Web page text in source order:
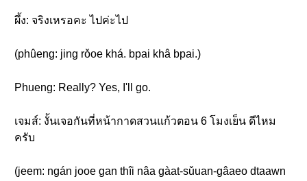
ผึ้ง: จริงเหรอคะ ไปค่ะไป
(phûeng: jing rǒoe khá. bpai khâ bpai.)
Phueng: Really? Yes, I'll go.
เจมส์: งั้นเจอกันที่หน้ากาดสวนแก้วตอน 6 โมงเย็น ดีไหม
ครับ
(jeem: ngán jooe gan thîi nâa gàat-sǔuan-gâaeo dtaawn